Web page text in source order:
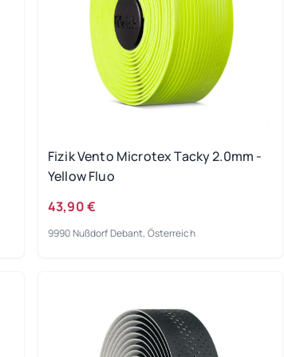
Fizik Vento Microtex Tacky 2.0mm -
Yellow Fluo
43,90 €
9990 Nußdorf Debant, Österreich